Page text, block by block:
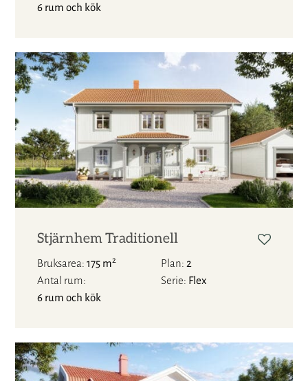
6 rum och kök
Stjärnhem Traditionell
Bruksarea 175 m2 Plan 2
Antal rum
6 rum och kök
Serie Flex